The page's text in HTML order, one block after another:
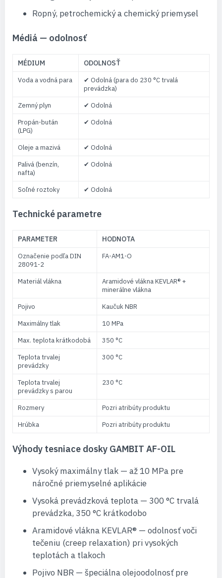
Ropný, petrochemický a chemický priemysel
Médiá — odolnosť
MÉDIUM ODOLNOSŤ
Voda a vodná para
✔ Odolná (para do 230 °C trvalá
prevádzka)
Zemný plyn
✔ Odolná
Propán-bután
(LPG)
✔ Odolná
Oleje a mazivá
✔ Odolná
Palivá (benzín,
nafta)
✔ Odolná
Soľné roztoky ✔ Odolná
Technické parametre
PARAMETER HODNOTA
Označenie podľa DIN
28091-2
FA-AM1-O
Materiál vlákna
Aramidové vlákna KEVLAR® +
minerálne vlákna
Pojivo
Kaučuk NBR
Maximálny tlak
10 MPa
Max. teplota krátkodobá
350 °C
Teplota trvalej
prevádzky
300 °C
Teplota trvalej
prevádzky s parou
230 °C
Rozmery
Pozri atribúty produktu
Hrúbka
Pozri atribúty produktu
Výhody tesniace dosky GAMBIT AF-OIL
Vysoký maximálny tlak — až 10 MPa pre
náročné priemyselné aplikácie
Vysoká prevádzková teplota — 300 °C trvalá
prevádzka, 350 °C krátkodobo
Aramidové vlákna KEVLAR® — odolnosť voči
tečeniu (creep relaxation) pri vysokých
teplotách a tlakoch
Pojivo NBR — špeciálna olejoodolnosť pre